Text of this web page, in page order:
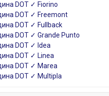
DOT ✓ Fiorino
DOT ✓ Freemont
DOT ✓ Fullback
DOT ✓ Grande Punto
DOT ✓ Idea
DOT ✓ Linea
DOT ✓ Marea
DOT ✓ Multipla